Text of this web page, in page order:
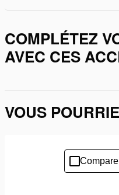
COMPLÉTEZ
AVEC CES
VOUS